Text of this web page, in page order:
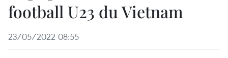
football U23 du Vietnam
23/05/2022 08:55